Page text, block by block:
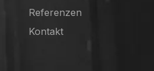
Referenzen
Kontakt